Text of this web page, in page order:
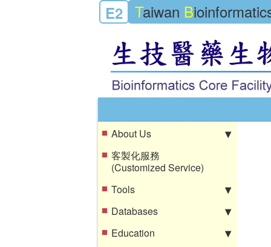
E2 Taiwan B
About Us
客製化服務
(Customized Service)
Tools
Databases
Education